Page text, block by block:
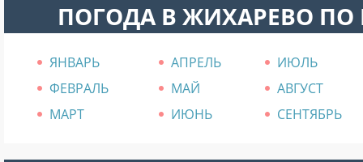
ПОГОДА В ЖИХАРЕВО
ЯНВАРЬ АПРЕЛЬ
ИЮЛЬ
ФЕВРАЛЬ
МАЙ
АВГУСТ
МАРТ
ИЮНЬ СЕНТЯБРЬ